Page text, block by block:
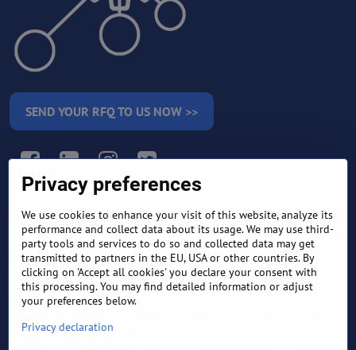
SEND YOUR RFQ TO US NOW >>
TERMS AND CONDITIONS
RETURN AND REFUND
POLICY
FREQUENTLY ASKED
QUESTIONS
EXPORT FINANCE & LETTER
OF CREDIT
Privacy preferences
We use cookies to enhance your visit of this website, analyze its
performance and collect data about its usage. We may use third-
party tools and services to do so and collected data may get
transmitted to partners in the EU, USA or other countries. By
clicking on 'Accept all cookies' you declare your consent with
this processing. You may find detailed information or adjust
your preferences below.
Privacy declaration